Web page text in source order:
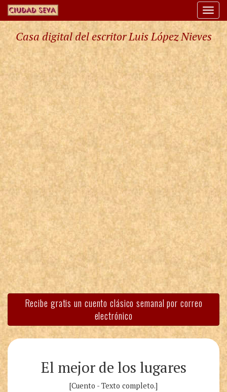
Casa digital del escritor Luis López Nieves
Recibe gratis un cuento clásico semanal por correo
electrónico
El mejor de los lugares
[Cuento - Texto completo.]